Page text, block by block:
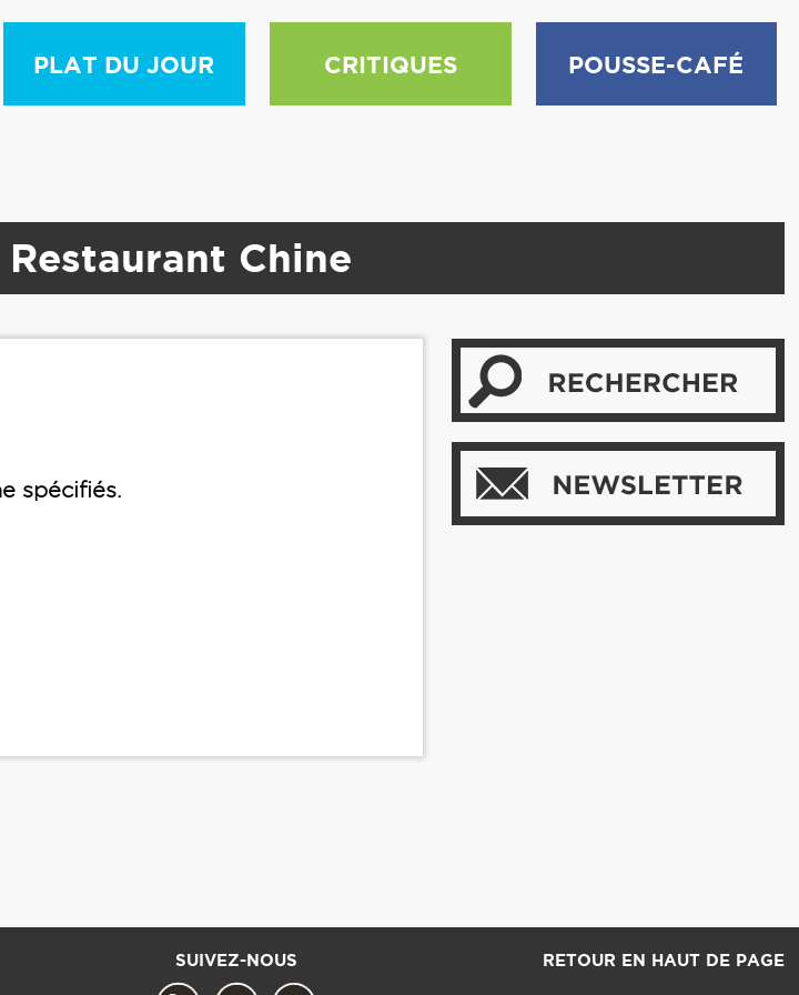
PLAT DU JOUR CRITIQUES POUSSE-CAFÉ
Chine
spécifiés.
SUIVEZ-NOUS RETOUR EN HAUT DE PAGE